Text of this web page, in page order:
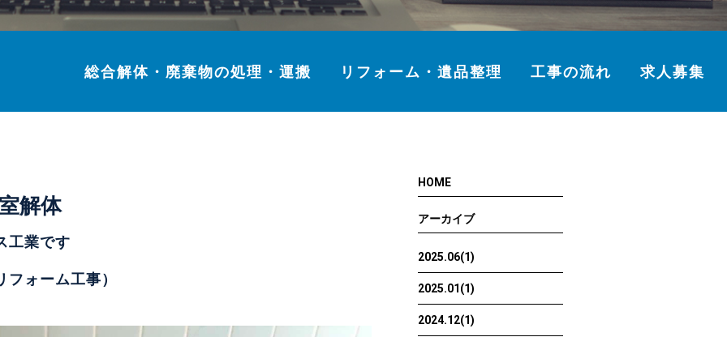
解体
工業です
ォーム工事）
HOME
アーカイブ
2025.06(1)
2025.01(1)
2024.12(1)
総合解体・廃棄物の処理・運搬 リフォーム・遺品整理 工事の流れ 求人募集